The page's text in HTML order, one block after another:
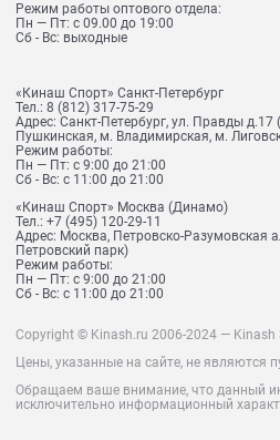
Режим работы оптового отдела:
Пн — Пт: с 09.00 до 19:00
Сб - Вс: выходные
«Кинаш Спорт» Санкт-Петербург
Тел.: 8 (812) 317-75-29
Адрес: Санкт-Петербург, ул. Правды д.17
Пушкинская, м. Владимирская, м.
Режим работы:
Пн — Пт: с 9:00 до 21:00
Сб - Вс: с 11:00 до 21:00
«Кинаш Спорт» Москва (Динамо)
Тел.: +7 (495) 120-29-11
Адрес: Москва, Петровско-Разумовская
Петровский парк)
Режим работы:
Пн — Пт: с 9:00 до 21:00
Сб - Вс: с 11:00 до 21:00
Copyright © Kinash.ru 2006-2024 —
Цены, указанные на сайте, не являются
Обращаем ваше внимание, что данный
исключительно информационный